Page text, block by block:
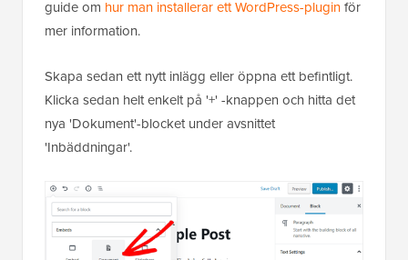
guide om hur man installerar ett WordPress-pluginför
mer information.
Skapa sedan ett nytt inlägg eller öppna ett befintligt.
Klicka sedan helt enkelt på '+' -knappen och hitta det
nya 'Dokument'-blocket under avsnittet
'Inbäddningar'.